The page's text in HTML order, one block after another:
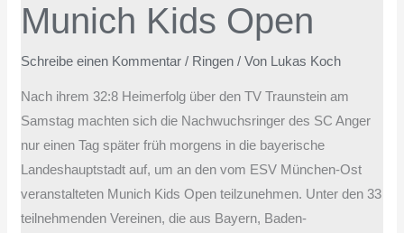
Munich Kids Open
Schreibe einen Kommentar / Ringen / Von Lukas Koch
Nach ihrem 32:8 Heimerfolg über den TV Traunstein am
Samstag machten sich die Nachwuchsringer des SC Anger
nur einen Tag später früh morgens in die bayerische
Landeshauptstadt auf, um an den vom ESV München-Ost
veranstalteten Munich Kids Open teilzunehmen. Unter den 33
teilnehmenden Vereinen, die aus Bayern, Baden-